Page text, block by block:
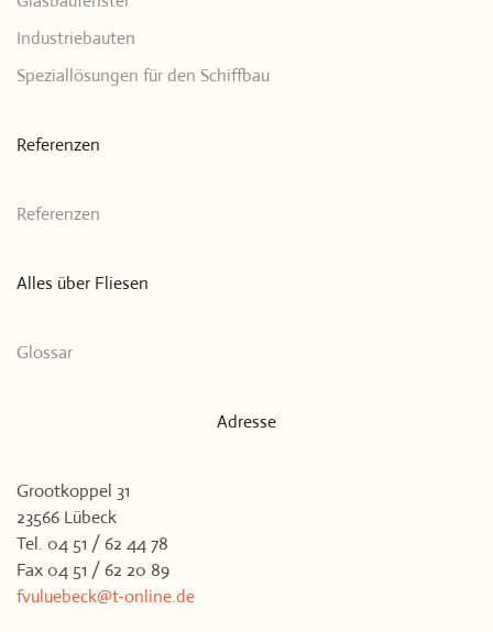
Industriebauten
Speziallösungen für den Schiffbau
Referenzen
Referenzen
Alles über Fliesen
Glossar
Adresse
Grootkoppel 31
23566 Lübeck
Tel. 04 51 / 62 44 78
Fax 04 51 / 62 20 89
fvuluebeck@t-online.de